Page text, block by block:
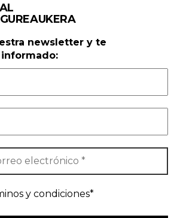
newsletter y te
y condiciones*